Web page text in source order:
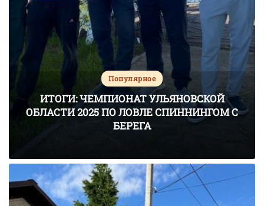
Популярное
ИТОГИ: ЧЕМПИОНАТ УЛЬЯНОВСКОЙ
ОБЛАСТИ 2025 ПО ЛОВЛЕ СПИННИНГОМ С
БЕРЕГА